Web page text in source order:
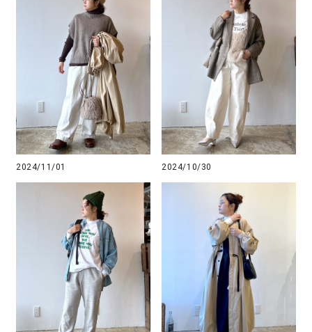
2024/11/01 2024/10/30